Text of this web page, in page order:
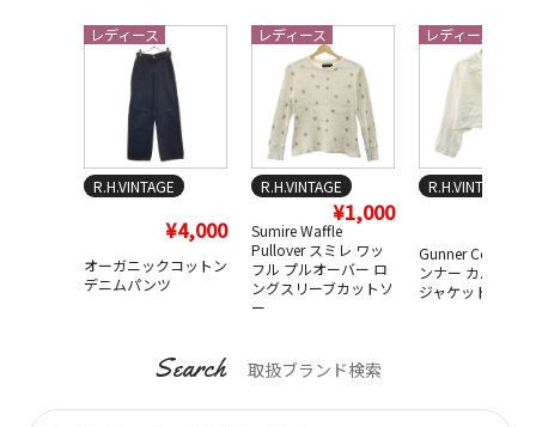
レディース
R.H.VINTAGE
¥4,000
オーガニックコットン
デニムパンツ
レディース
R.H.VINTAGE
¥1,000
Sumire Waffle
Pullover スミレ ワッ
フル プルオーバー ロ
ングスリーブカットソ
ー
レディース
R.H.VINTAGE
Gunner Coverall
ンナー カバーオ
ジャケット
Search 取扱ブランド検索